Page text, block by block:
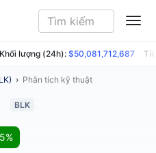
Khối lượng (24h): $50,081,712,687
› Phân tích kỹ thuật
BLK